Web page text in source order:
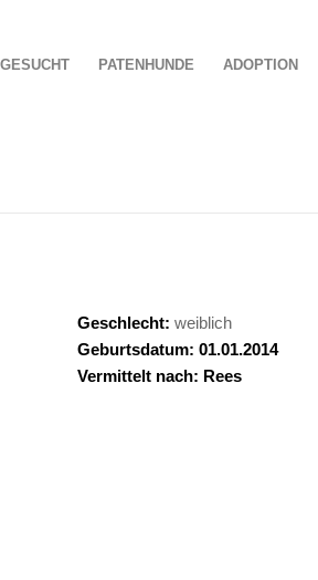
PATENHUNDE ADOPTION
Geschlecht: weiblich
Geburtsdatum: 01.01.2014
Vermittelt nach: Rees